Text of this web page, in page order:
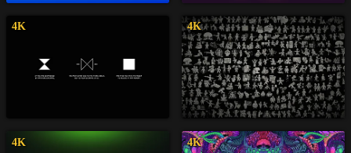
4K 4K
4K 4K